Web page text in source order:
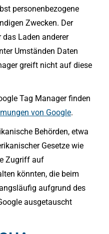
personenbezogene
Zwecken. Der
Laden anderer
Umständen Daten
greift nicht auf diese
Tag Manager finden
von Google.
Behörden, etwa
Gesetze wie
Zugriff auf
könnten, die beim
aufgrund des
ausgetauscht